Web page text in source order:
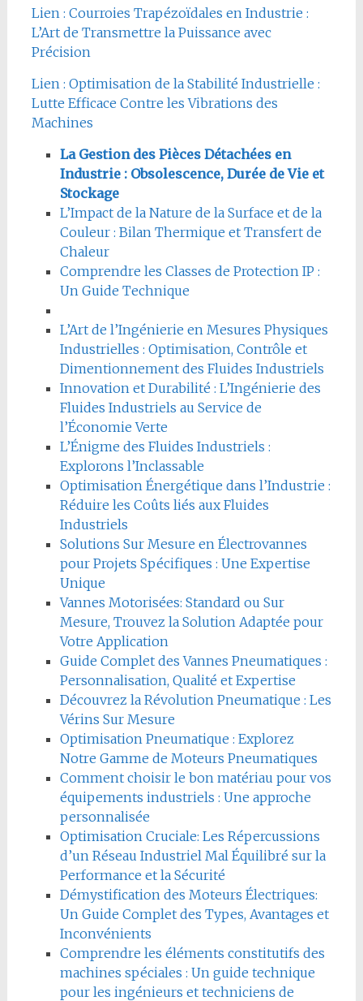
Lien : Courroies Trapézoïdales en Industrie :
L’Art de Transmettre la Puissance avec
Précision
Lien : Optimisation de la Stabilité Industrielle :
Lutte Efficace Contre les Vibrations des
Machines
La Gestion des Pièces Détachées en
Industrie : Obsolescence, Durée de Vie et
Stockage
L’Impact de la Nature de la Surface et de la
Couleur : Bilan Thermique et Transfert de
Chaleur
Comprendre les Classes de Protection IP :
Un Guide Technique
L’Art de l’Ingénierie en Mesures Physiques
Industrielles : Optimisation, Contrôle et
Dimentionnement des Fluides Industriels
Innovation et Durabilité : L’Ingénierie des
Fluides Industriels au Service de
l’Économie Verte
L’Énigme des Fluides Industriels :
Explorons l’Inclassable
Optimisation Énergétique dans l’Industrie :
Réduire les Coûts liés aux Fluides
Industriels
Solutions Sur Mesure en Électrovannes
pour Projets Spécifiques : Une Expertise
Unique
Vannes Motorisées: Standard ou Sur
Mesure, Trouvez la Solution Adaptée pour
Votre Application
Guide Complet des Vannes Pneumatiques :
Personnalisation, Qualité et Expertise
Découvrez la Révolution Pneumatique : Les
Vérins Sur Mesure
Optimisation Pneumatique : Explorez
Notre Gamme de Moteurs Pneumatiques
Comment choisir le bon matériau pour vos
équipements industriels : Une approche
personnalisée
Optimisation Cruciale: Les Répercussions
d’un Réseau Industriel Mal Équilibré sur la
Performance et la Sécurité
Démystification des Moteurs Électriques:
Un Guide Complet des Types, Avantages et
Inconvénients
Comprendre les éléments constitutifs des
machines spéciales : Un guide technique
pour les ingénieurs et techniciens de